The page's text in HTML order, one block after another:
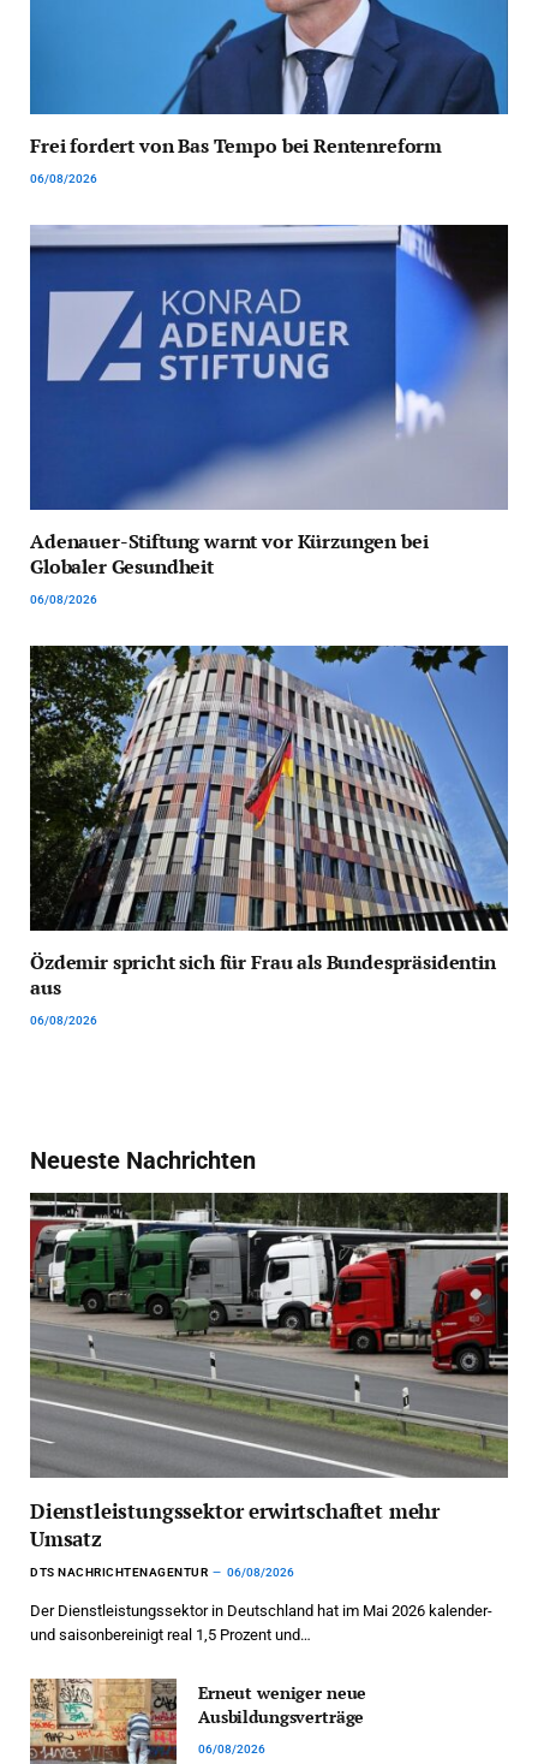
Frei fordert von Bas Tempo bei Rentenreform
06/08/2026
Adenauer-Stiftung warnt vor Kürzungen bei
Globaler Gesundheit
06/08/2026
Özdemir spricht sich für Frau als Bundespräsidentin
aus
06/08/2026
Neueste Nachrichten
Dienstleistungssektor erwirtschaftet mehr
Umsatz
DTS NACHRICHTENAGENTUR 06/08/2026
Der Dienstleistungssektor in Deutschland hat im Mai 2026 kalender-
und saisonbereinigt real 1,5 Prozent und…
Erneut weniger neue
Ausbildungsverträge
06/08/2026